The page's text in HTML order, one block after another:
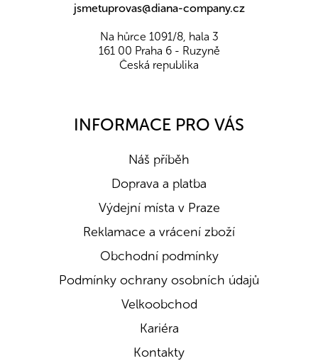
jsmetuprovas@diana-company.cz
Na hůrce 1091/8, hala 3
161 00 Praha 6 - Ruzyně
Česká republika
INFORMACE PRO VÁS
Náš příběh
Doprava a platba
Výdejní místa v Praze
Reklamace a vrácení zboží
Obchodní podmínky
Podmínky ochrany osobních údajů
Velkoobchod
Kariéra
Kontakty